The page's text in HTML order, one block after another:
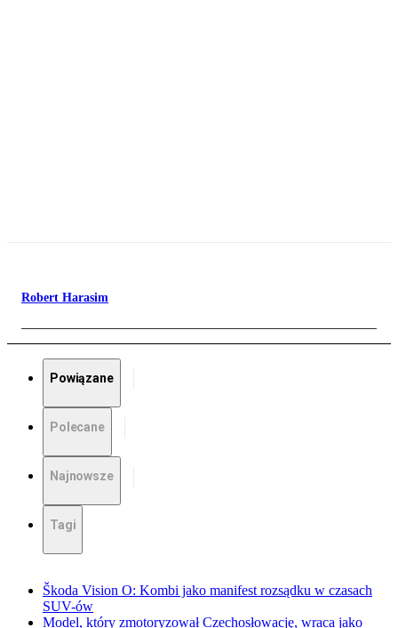
Robert Harasim
Powiązane
Polecane
Najnowsze
Tagi
Škoda Vision O: Kombi jako manifest rozsądku w czasach
SUV-ów
Model, który zmotoryzował Czechosłowację, wraca jako